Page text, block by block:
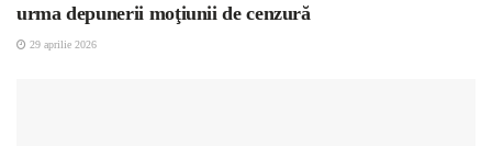
urma depunerii moţiunii de cenzură
29 aprilie 2026